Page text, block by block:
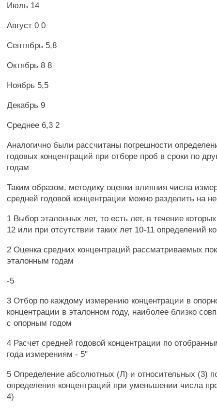
Июль 14
Август 0 0
Сентябрь 5,8
Октябрь 8 8
Ноябрь 5,5
Декабрь 9
Среднее 6,3 2
Аналогично были рассчитаны погрешности
годовых концентраций при отборе проб в сроки по
годам
Таким образом, методику оценки влияния числа
средней годовой концентрации можно разделить на
1 Выбор эталонных лет, то есть лет, в течение
12 или при отсутствии таких лет 10-11 определений
2 Оценка средних концентраций рассматриваемых
эталонным годам
-5
3 Отбор по каждому измерению концентрации в
концентрации в эталонном году, наиболее близко
с опорным годом
4 Расчет средней годовой концентрации по
года измерениям - 5"
5 Определение абсолютных (Л) и относительных (3)
определения концентраций при уменьшении числа
4)